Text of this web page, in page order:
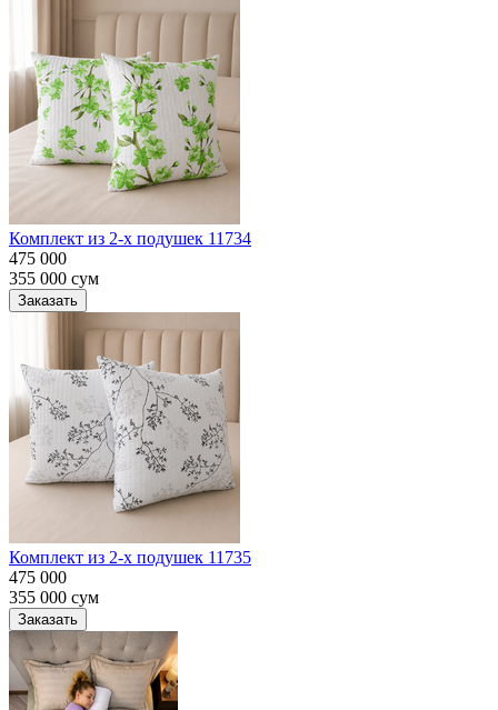
Комплект из 2-х подушек 11734
475 000
355 000 сум
Заказать
Комплект из 2-х подушек 11735
475 000
355 000 сум
Заказать